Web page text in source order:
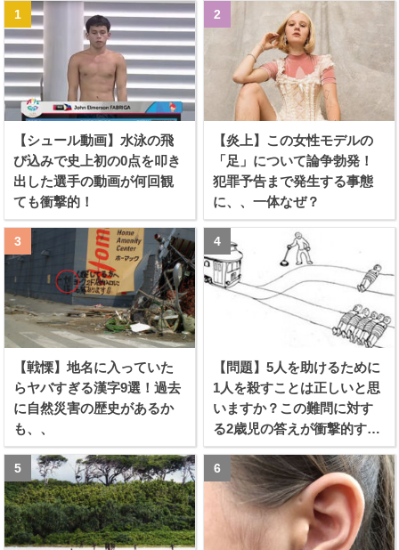
【シュール動画】水泳の飛
び込みで史上初の0点を叩き
出した選手の動画が何回観
ても衝撃的！
【炎上】この女性モデルの
「足」について論争勃発！
犯罪予告まで発生する事態
に、、一体なぜ？
【戦慄】地名に入っていた
らヤバすぎる漢字9選！過去
に自然災害の歴史があるか
も、、
【問題】5人を助けるために
1人を殺すことは正しいと思
いますか？この難問に対す
る2歳児の答えが衝撃的すぎ
る！！